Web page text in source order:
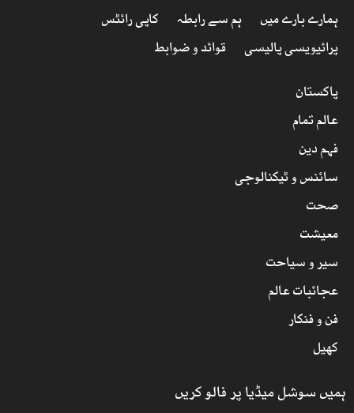
ہمارے بارے میں ہم سے رابطہ
کاپی رائٹس
پرائیویسی پالیسی
قوائد و ضوابط
پاکستان
عالم تمام
فہم دین
سائنس و ٹیکنالوجی
صحت
معیشت
سیر و سیاحت
عجائبات عالم
فن و فنکار
کھیل
ہمیں سوشل میڈیا پر فالو کریں